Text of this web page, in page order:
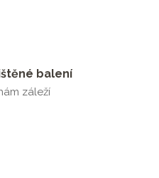
balení
záleží